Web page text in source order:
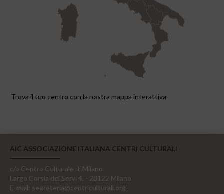
Trova il tuo centro con la nostra mappa interattiva
AIC ASSOCIAZIONE ITALIANA CENTRI CULTURALI
c/o Centro Culturale di Milano
Largo Corsia dei Servi 4, - 20122 Milano
E-mail: segreteria@centriculturali.org